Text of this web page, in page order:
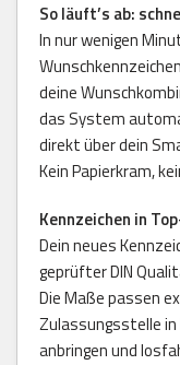
So läuft’s ab:
In nur wenigen
deine
das System
direkt über dein
Kein Papierkram,
Kennzeichen in
Dein neues
geprüfter DIN
Die Maße passen
Zulassungsstelle
anbringen und